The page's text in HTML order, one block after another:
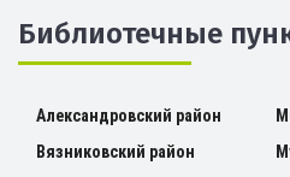
Библиотечные
Александровский район
Вязниковский район